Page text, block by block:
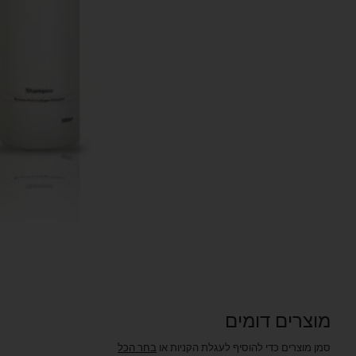
מוצרים דומים
סמן מוצרים כדי להוסיף לעגלת הקניות או בחר הכל